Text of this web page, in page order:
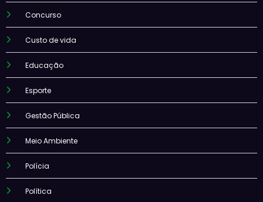
Concurso
Custo de vida
Educação
Esporte
Gestão Pública
Meio Ambiente
Polícia
Política